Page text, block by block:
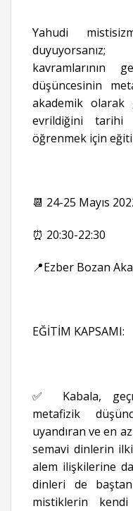
Yahudi
kavramlarının
düşüncesinin
akademik olarak
evrildiğini tarihi
öğrenmek için
📆 24-25 Mayıs
⏰ 20:30-22:30
📍Ezber Bozan
EĞİTİM KAPSAMI:
✅ Kabala,
metafizik
uyandıran ve en
semavi dinlerin
alem ilişkilerine
dinleri de
mistiklerin